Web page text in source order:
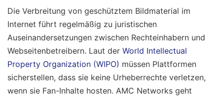
Die Verbreitung von geschütztem Bildmaterial im
Internet führt regelmäßig zu juristischen
Auseinandersetzungen zwischen Rechteinhabern und
Webseitenbetreibern. Laut der World Intellectual
Property Organization (WIPO) müssen Plattformen
sicherstellen, dass sie keine Urheberrechte verletzen,
wenn sie Fan-Inhalte hosten. AMC Networks geht